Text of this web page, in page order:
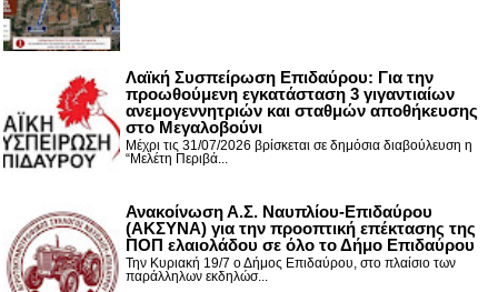
Λαϊκή Συσπείρωση Επιδαύρου: Για την
προωθούμενη εγκατάσταση 3 γιγαντιαίων
ανεμογεννητριών και σταθμών αποθήκευσης
στο Μεγαλοβούνι
Μέχρι τις 31/07/2026 βρίσκεται σε δημόσια διαβούλευση η
“Μελέτη Περιβά...
Ανακοίνωση Α.Σ. Ναυπλίου-Επιδαύρου
(ΑΚΣΥΝΑ) για την προοπτική επέκτασης της
ΠΟΠ ελαιολάδου σε όλο το Δήμο Επιδαύρου
Την Κυριακή 19/7 ο Δήμος Επιδαύρου, στο πλαίσιο των
παράλληλων εκδηλώσ...